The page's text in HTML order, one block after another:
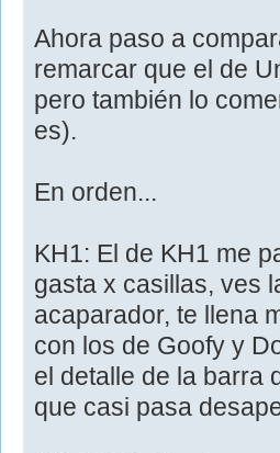
Ahora paso a
remarcar que el de
pero también lo
es).
En orden...
KH1: El de KH1 me
gasta x casillas, ves
acaparador, te llena
con los de Goofy y
el detalle de la barra
que casi pasa